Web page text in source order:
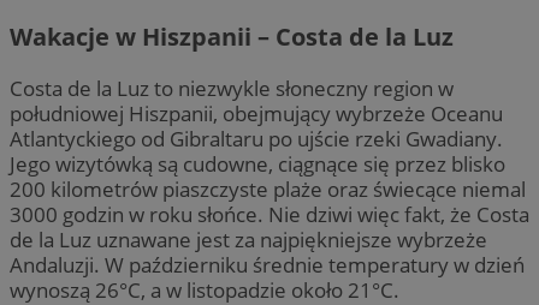
Wakacje w Hiszpanii – Costa de la Luz
Costa de la Luz to niezwykle słoneczny region w
południowej Hiszpanii, obejmujący wybrzeże Oceanu
Atlantyckiego od Gibraltaru po ujście rzeki Gwadiany.
Jego wizytówką są cudowne, ciągnące się przez blisko
200 kilometrów piaszczyste plaże oraz świecące niemal
3000 godzin w roku słońce. Nie dziwi więc fakt, że Costa
de la Luz uznawane jest za najpiękniejsze wybrzeże
Andaluzji. W październiku średnie temperatury w dzień
wynoszą 26°C, a w listopadzie około 21°C.